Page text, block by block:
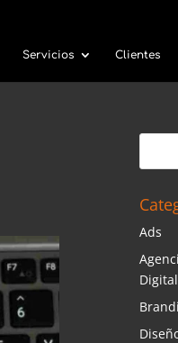
Servicios Clientes
Ads
Digital